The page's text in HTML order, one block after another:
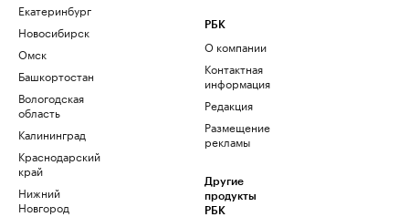
Екатеринбург
Новосибирск
Омск
Башкортостан
Вологодская
область
Калининград
Краснодарский
край
Нижний
Новгород
РБК
О компании
Контактная
информация
Редакция
Размещение
рекламы
Другие
продукты
РБК